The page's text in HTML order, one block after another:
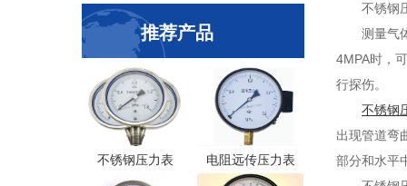
推荐产品
不锈钢压力表 电阻远传压力表
不锈钢
测量气
4MPA时，
行探伤。
不锈钢
出现管道弯
部分和水平